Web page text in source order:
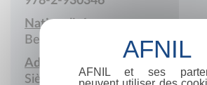
Nationalité :
Belgique
Adresse :
Siège social
AFNIL et ses